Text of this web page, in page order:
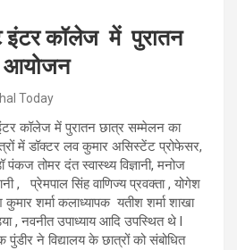
इंटर कॉलेज में पुरातन
आयोजन
Today
कॉलेज में पुरातन छात्र सम्मेलन का
में डॉक्टर लव कुमार असिस्टेंट प्रोफेसर,
तोमर दंत स्वास्थ्य विज्ञानी, मनोज
, प्रेमपाल सिंह वाणिज्य प्रवक्ता , योगेश
शर्मा कलाध्यापक यतीश शर्मा शाखा
, नवनीत उपाध्याय आदि उपस्थित थे l
ने विद्यालय के छात्रों को संबोधित